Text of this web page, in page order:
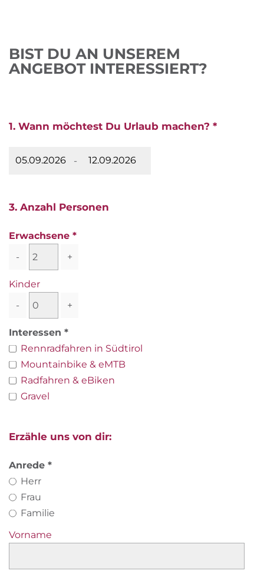
BIST DU AN UNSEREM
ANGEBOT INTERESSIERT?
1. Wann möchtest Du Urlaub machen? *
-
3. Anzahl Personen
Erwachsene
-
+
Kinder
-
+
Interessen
Rennradfahren in Südtirol
Mountainbike & eMTB
Radfahren & eBiken
Gravel
Erzähle uns von dir:
Anrede
Herr
Frau
Familie
Vorname